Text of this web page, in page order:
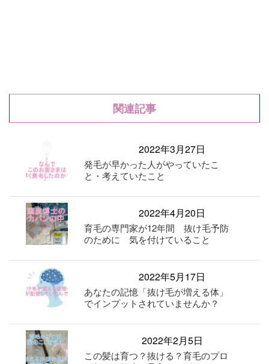
関連記事
2022年3月27日
発毛が早かった人がやっていたこ
と・考えていたこと
2022年4月20日
育毛の専門家が12年間 抜け毛予防
のために 気を付けていること
2022年5月17日
あなたの記憶「抜け毛が増える体」
でインプットされていませんか？
2022年2月5日
この髪は育つ？抜ける？育毛のプロ